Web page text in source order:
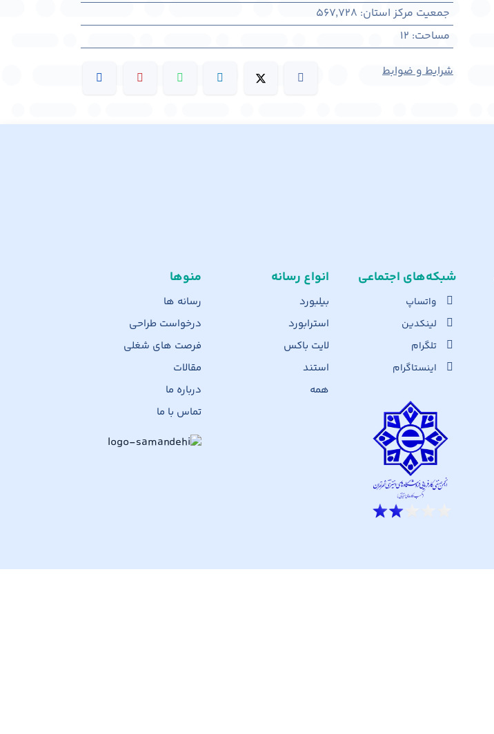
جمعیت مرکز استان:
567,728
مساحت:
12
شرایط و ضوابط
منوها
رسانه ها
درخواست طراحی
فرصت های شغلی
مقالات
درباره ما
تماس با ما
انواع رسانه
بیلبورد
استرابورد
لایت باکس
استند
همه
شبکه‌های اجت​ماعی
واتساپ
لینکدین
تلگرام
اینستاگرام